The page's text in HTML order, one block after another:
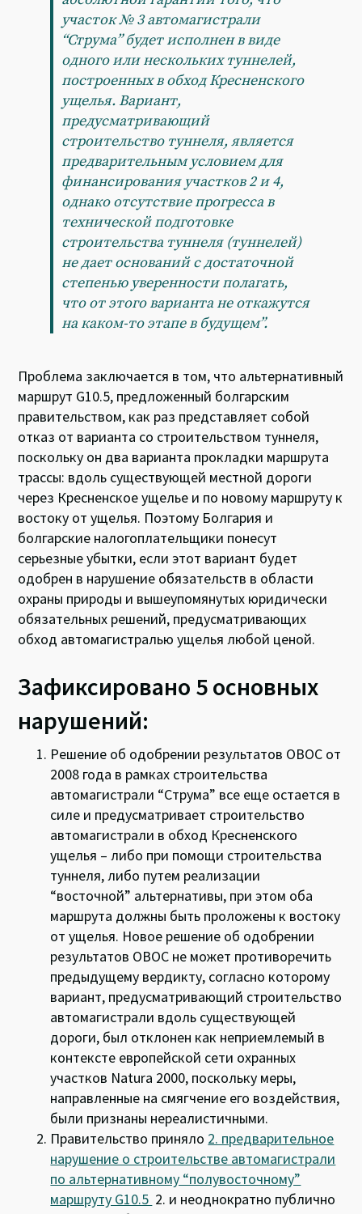
участок № 3 автомагистрали
“Струма” будет исполнен в виде
одного или нескольких туннелей,
построенных в обход Кресненского
ущелья. Вариант,
предусматривающий
строительство туннеля, является
предварительным условием для
финансирования участков 2 и 4,
однако отсутствие прогресса в
технической подготовке
строительства туннеля (туннелей)
не дает оснований с достаточной
степенью уверенности полагать,
что от этого варианта не откажутся
на каком-то этапе в будущем”.
Проблема заключается в том, что альтернативный
маршрут G10.5, предложенный болгарским
правительством, как раз представляет собой
отказ от варианта со строительством туннеля,
поскольку он два варианта прокладки маршрута
трассы: вдоль существующей местной дороги
через Кресненское ущелье и по новому маршруту к
востоку от ущелья. Поэтому Болгария и
болгарские налогоплательщики понесут
серьезные убытки, если этот вариант будет
одобрен в нарушение обязательств в области
охраны природы и вышеупомянутых юридически
обязательных решений, предусматривающих
обход автомагистралью ущелья любой ценой.
Зафиксировано 5 основных
нарушений:
Решение об одобрении результатов ОВОС от
2008 года в рамках строительства
автомагистрали “Струма” все еще остается в
силе и предусматривает строительство
автомагистрали в обход Кресненского
ущелья – либо при помощи строительства
туннеля, либо путем реализации
“восточной” альтернативы, при этом оба
маршрута должны быть проложены к востоку
от ущелья. Новое решение об одобрении
результатов ОВОС не может противоречить
предыдущему вердикту, согласно которому
вариант, предусматривающий строительство
автомагистрали вдоль существующей
дороги, был отклонен как неприемлемый в
контексте европейской сети охранных
участков Natura 2000, поскольку меры,
направленные на смягчение его воздействия,
были признаны нереалистичными.
Правительство приняло 2. предварительное
нарушение о строительстве автомагистрали
по альтернативному “полувосточному”
маршруту G10.5 2. и неоднократно публично